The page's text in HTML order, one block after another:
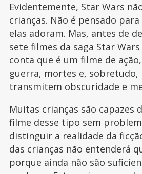
Evidentemente, Star Wars
crianças. Não é pensado
elas adoram. Mas, antes de
sete filmes da saga Star
conta que é um filme de
guerra, mortes e, sobretudo,
transmitem obscuridade e
Muitas crianças são capazes
filme desse tipo sem
distinguir a realidade da
das crianças não entenderá
porque ainda não são